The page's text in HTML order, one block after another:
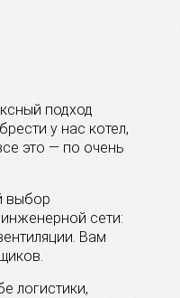
подход
у нас котел,
это — по очень
выбор
сети:
Вам
логистики,